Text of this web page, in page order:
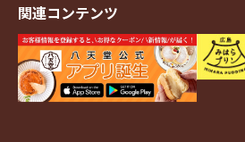
関連コンテンツ